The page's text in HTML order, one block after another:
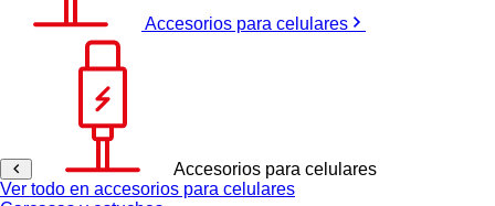
Accesorios para celulares
Accesorios para celulares
Ver todo en accesorios para celulares